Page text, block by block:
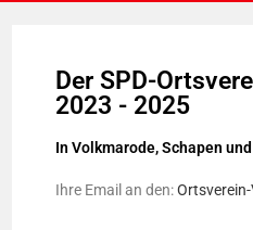
Der SPD-
2023 - 2025
In Volkmarode, Schapen
Ihre Email an den: